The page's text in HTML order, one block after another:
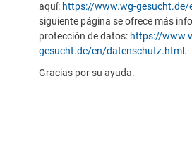
aquí: https://www.wg-gesucht.de/
siguiente página se ofrece más
protección de datos: https://
gesucht.de/en/datenschutz.html .
Gracias por su ayuda.